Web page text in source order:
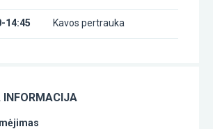
14:45 Kavos pertrauka